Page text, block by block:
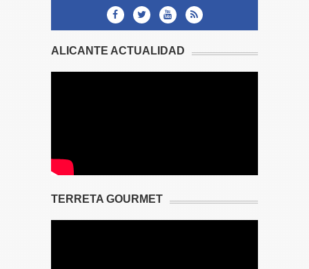
ALICANTE ACTUALIDAD
TERRETA GOURMET